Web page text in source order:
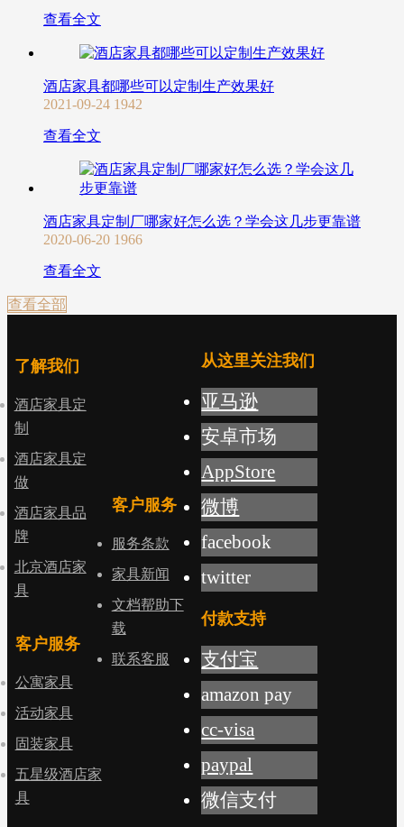
查看全文
酒店家具都哪些可以定制生产效果好
2021-09-24 1942
查看全文
酒店家具定制厂哪家好怎么选？学会这几步更靠谱
2020-06-20 1966
查看全文
查看全部
了解我们
酒店家具定
制
酒店家具定
做
酒店家具品
牌
北京酒店家
具
客户服务
公寓家具
活动家具
固装家具
五星级酒店家
具
客户服务
服务条款
家具新闻
文档帮助下
载
联系客服
从这里关注我们
亚马逊
安卓市场
AppStore
微博
facebook
twitter
付款支持
支付宝
amazon pay
cc-visa
paypal
微信支付